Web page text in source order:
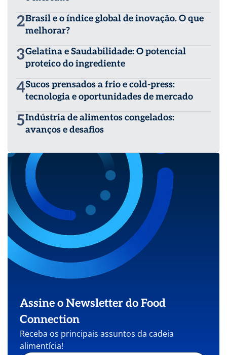
2Brasil e o índice global de inovação. O que
melhorar?
3Gelatina e Saudabilidade: O potencial
proteico do ingrediente
4Sucos prensados a frio e cold-press:
tecnologia e oportunidades de mercado
5Indústria de alimentos congelados:
avanços e desafios
Assine o Newsletter do Food
Connection
Receba os principais assuntos da cadeia
alimentícia!